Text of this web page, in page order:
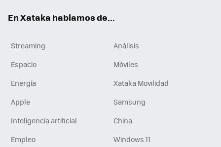
En Xataka hablamos de...
Streaming
Análisis
Espacio
Móviles
Energía
Xataka Movilidad
Apple
Samsung
Inteligencia artificial
China
Empleo
Windows 11